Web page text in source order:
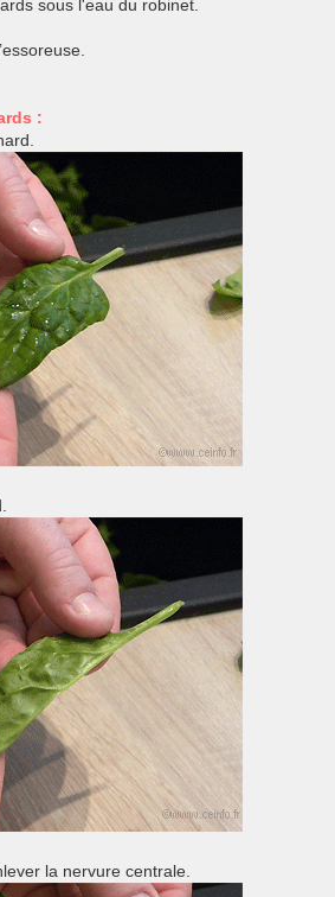
sous l'eau du robinet.
:
la nervure centrale.